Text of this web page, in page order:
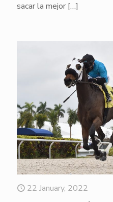
sacar la mejor […]
22 January, 2022